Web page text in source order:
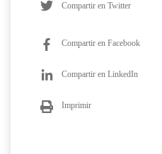
Compartir en Twitter
Compartir en Facebook
Compartir en LinkedIn
Imprimir